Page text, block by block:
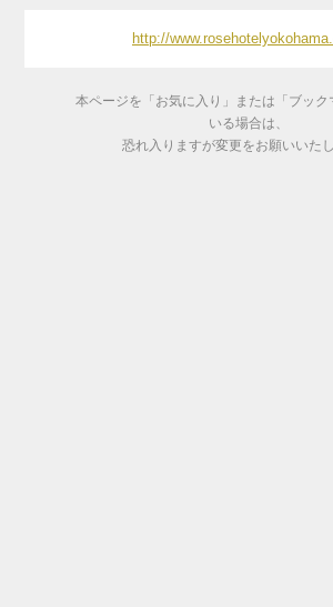
http://
本ページを「お気に入り」または「ブック
いる場合は、
恐れ入りますが変更をお願いいたし